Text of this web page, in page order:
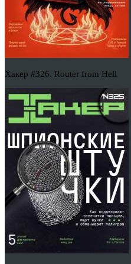
Хакер #326. Router from Hell